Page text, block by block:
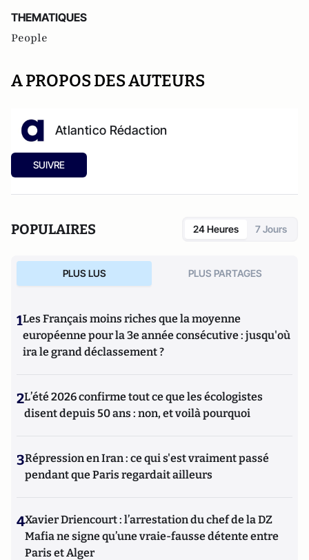
THEMATIQUES
People
A PROPOS DES AUTEURS
Atlantico Rédaction
SUIVRE
POPULAIRES 24 Heures 7 Jours
PLUS LUS PLUS PARTAGES
1Les Français moins riches que la moyenne
européenne pour la 3e année consécutive : jusqu'où
ira le grand déclassement ?
2L’été 2026 confirme tout ce que les écologistes
disent depuis 50 ans : non, et voilà pourquoi
3Répression en Iran : ce qui s'est vraiment passé
pendant que Paris regardait ailleurs
4Xavier Driencourt : l’arrestation du chef de la DZ
Mafia ne signe qu’une vraie-fausse détente entre
Paris et Alger